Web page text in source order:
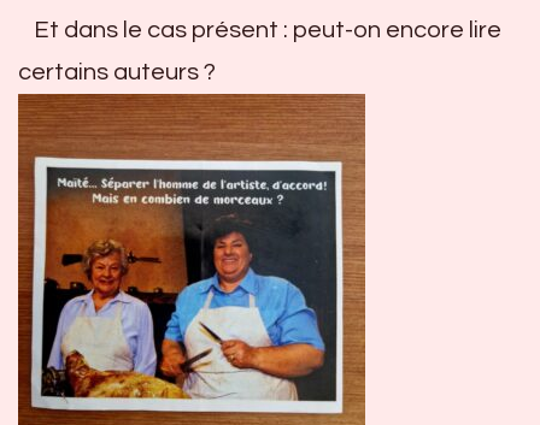
Et dans le cas présent : peut-on encore lire
certains auteurs ?